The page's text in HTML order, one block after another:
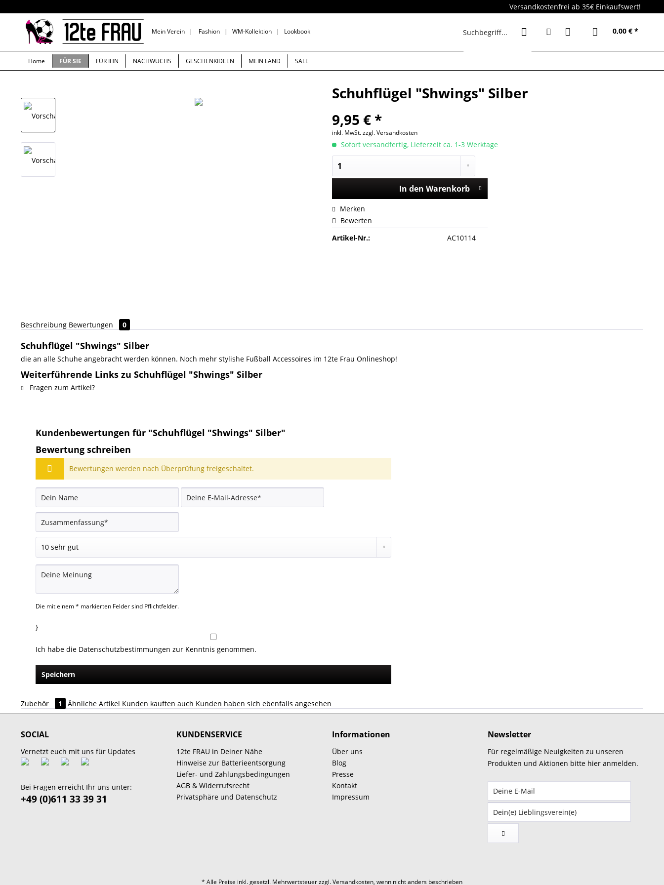
Versandkostenfrei ab 35€ Einkaufswert!
Mein Verein | Fashion |WM-Kollektion | Lookbook 0,00 € *
Home FÜR SIE FÜR IHN NACHWUCHS GESCHENKIDEEN MEIN LAND SALE
Schuhflügel "Shwings" Silber
9,95 € *
inkl. MwSt.zzgl. Versandkosten
Sofort versandfertig, Lieferzeit ca. 1-3 Werktage
In den Warenkorb
Merken
Bewerten
Artikel-Nr.:
AC10114
Beschreibung Bewertungen 0
Schuhflügel "Shwings" Silber
die an alle Schuhe angebracht werden können. Noch mehr stylishe Fußball Accessoires im 12te Frau Onlineshop!
Weiterführende Links zu Schuhflügel "Shwings" Silber
Fragen zum Artikel?
Kundenbewertungen für "Schuhflügel "Shwings" Silber"
Bewertung schreiben
Bewertungen werden nach Überprüfung freigeschaltet.
Die mit einem * markierten Felder sind Pflichtfelder.
}
Ich habe die Datenschutzbestimmungen zur Kenntnis genommen.
Speichern
Zubehör 1 Ähnliche Artikel Kunden kauften auch Kunden haben sich ebenfalls angesehen
SOCIAL
Vernetzt euch mit uns für Updates
Bei Fragen erreicht Ihr uns unter:
+49 (0)611 33 39 31
KUNDENSERVICE
12te FRAU in Deiner Nähe
Hinweise zur Batterieentsorgung
Liefer- und Zahlungsbedingungen
AGB & Widerrufsrecht
Privatsphäre und Datenschutz
Informationen
Über uns
Blog
Presse
Kontakt
Impressum
Newsletter
Für regelmäßige Neuigkeiten zu unseren
Produkten und Aktionen bitte hier anmelden.
* Alle Preise inkl. gesetzl. Mehrwertsteuer zzgl.Versandkosten, wenn nicht anders beschrieben